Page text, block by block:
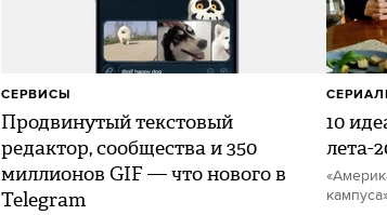
Продвинутый текстовый
редактор, сообщества и 350
миллионов GIF — что нового в
Telegram
СЕРВИСЫ
10
лета-